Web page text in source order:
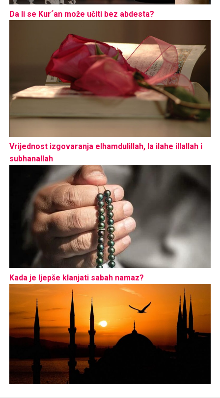
Da li se Kur´an može učiti bez abdesta?
Vrijednost izgovaranja elhamdulillah, la ilahe illallah i
subhanallah
Kada je ljepše klanjati sabah namaz?